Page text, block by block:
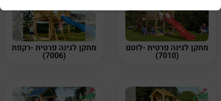
מתקן לגינה פרטית -לוטם
(7010)
מתקן לגינה פרטית -רקפת
(7006)